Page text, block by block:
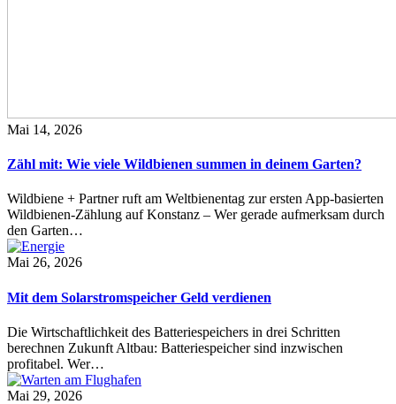
Mai 14, 2026
Zähl mit: Wie viele Wildbienen summen in deinem Garten?
Wildbiene + Partner ruft am Weltbienentag zur ersten App-basierten
Wildbienen-Zählung auf Konstanz – Wer gerade aufmerksam durch
den Garten…
Mai 26, 2026
Mit dem Solarstromspeicher Geld verdienen
Die Wirtschaftlichkeit des Batteriespeichers in drei Schritten
berechnen Zukunft Altbau: Batteriespeicher sind inzwischen
profitabel. Wer…
Mai 29, 2026